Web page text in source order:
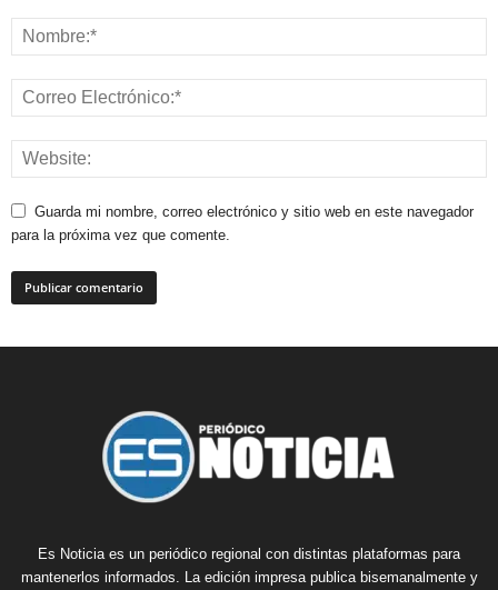
Guarda mi nombre, correo electrónico y sitio web en este navegador
para la próxima vez que comente.
Es Noticia es un periódico regional con distintas plataformas para
mantenerlos informados. La edición impresa publica bisemanalmente y